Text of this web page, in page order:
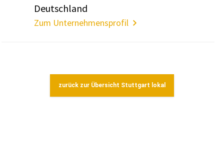
Deutsch­land
Zum Unternehmensprofil
zurück zur Übersicht Stuttgart lokal